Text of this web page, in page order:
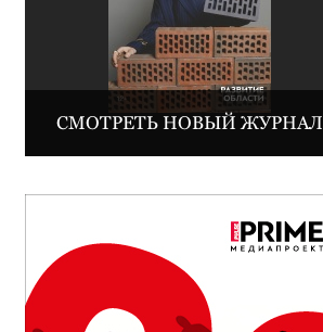
СМОТРЕТЬ НОВЫЙ ЖУРНАЛ